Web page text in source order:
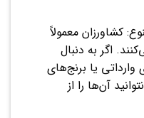
کشاورزان معمولاً
اگر به دنبال
یا برنج‌های
آن‌ها را از